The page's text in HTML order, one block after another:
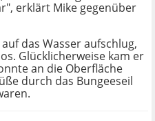
erklärt Mike gegenüber
das Wasser aufschlug,
Glücklicherweise kam er
an die Oberfläche
durch das Bungeeseil